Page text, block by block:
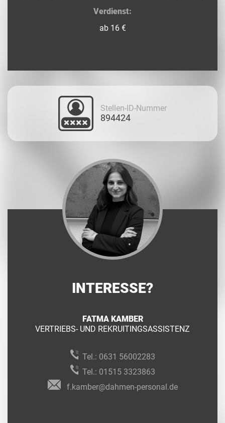
Verdienst:
ab 16 €
Stellen-ID-Nummer
894424
INTERESSE?
FATMA KAMBER
VERTRIEBS- UND REKRUITINGSASSISTENZ
Tel.: 0631 56002283
Tel.: 01515 3323863
f.kamber@dahmen-personal.de